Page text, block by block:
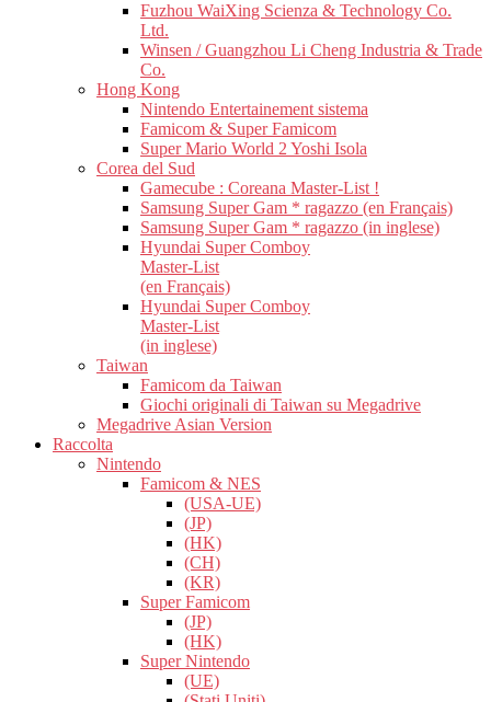
Fuzhou WaiXing Scienza & Technology Co.
Ltd.
Winsen / Guangzhou Li Cheng Industria & Trade
Co.
Hong Kong
Nintendo Entertainement sistema
Famicom & Super Famicom
Super Mario World 2 Yoshi Isola
Corea del Sud
Gamecube : Coreana Master-List !
Samsung Super Gam * ragazzo (en Français)
Samsung Super Gam * ragazzo (in inglese)
Hyundai Super Comboy
Master-List
(en Français)
Hyundai Super Comboy
Master-List
(in inglese)
Taiwan
Famicom da Taiwan
Giochi originali di Taiwan su Megadrive
Megadrive Asian Version
Raccolta
Nintendo
Famicom & NES
(USA-UE)
(JP)
(HK)
(CH)
(KR)
Super Famicom
(JP)
(HK)
Super Nintendo
(UE)